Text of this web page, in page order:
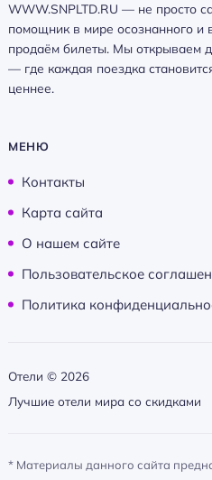
WWW.SNPLTD.RU — не просто
помощник в мире осознанного и
продаём билеты. Мы открываем
— где каждая поездка
ценнее.
МЕНЮ
Контакты
Карта сайта
О нашем сайте
Пользовательское
Политика
Отели © 2026
Лучшие отели мира со скидками
* Материалы данного сайта